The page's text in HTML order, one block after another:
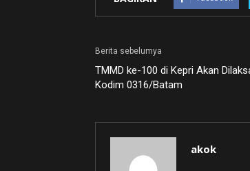
Berita sebelumya
TMMD ke-100 di Kepri Akan
Kodim 0316/Batam
akok